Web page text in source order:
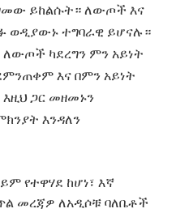
ይከልሱት። ለውጦች እና
ወዲያውኑ ተግባራዊ ይሆናሉ።
ካደረግን ምን አይነት
እና በምን አይነት
ጋር መዘመኑን
እንዳለን
የተዋሃደ ከሆነ፣ እኛ
መረጃዎ ለአዲሶቹ ባለቤቶች